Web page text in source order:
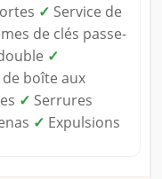
✓ Service de
de clés passe-
✓
de boîte aux
✓ Serrures
✓ Expulsions